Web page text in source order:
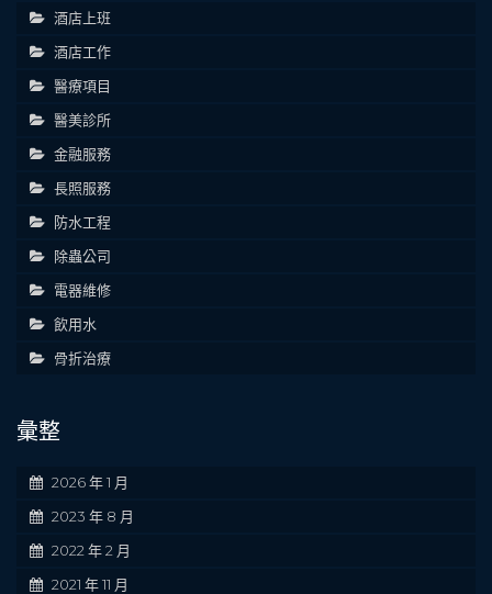
酒店上班
酒店工作
醫療項目
醫美診所
金融服務
長照服務
防水工程
除蟲公司
電器維修
飲用水
骨折治療
彙整
2026 年 1 月
2023 年 8 月
2022 年 2 月
2021 年 11 月